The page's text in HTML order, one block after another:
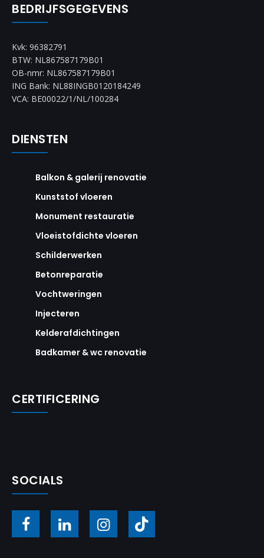
BEDRIJFSGEGEVENS
Kvk: 96382791
BTW: NL867587179B01
OB-nmr: NL867587179B01
ING Bank: NL88INGB0120184249
VCA: BE00022/1/NL/100284
DIENSTEN
Balkon & galerij renovatie
Kunststof vloeren
Monument restauratie
Vloeistofdichte vloeren
Schilderwerken
Betonreparatie
Vochtweringen
Injecteren
Kelderafdichtingen
Badkamer & wc renovatie
CERTIFICERING
SOCIALS